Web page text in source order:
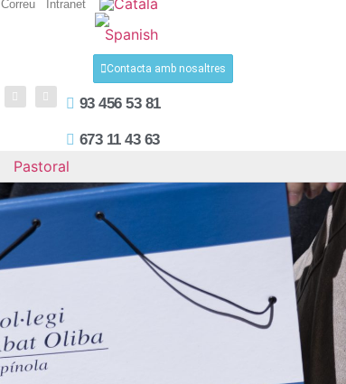
Correu Intranet
Contacta amb nosaltres
93 456 53 81
673 11 43 63
Pastoral